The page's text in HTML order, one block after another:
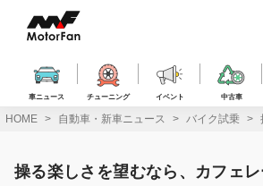
ス
車ニュース チューニング イベント 中古車
HOME 自動車・新車ニュース バイク試乗
操る楽しさを望むなら、カフェ